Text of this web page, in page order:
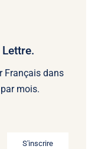
Français dans
mois.
S'inscrire